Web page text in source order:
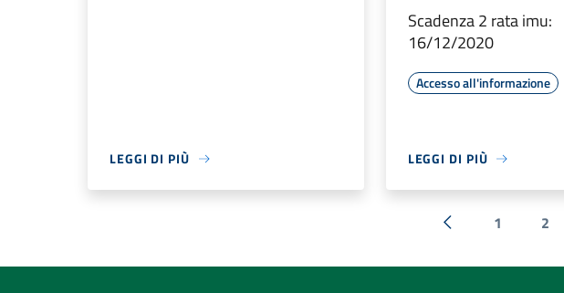
LEGGI DI PIÙ
Scadenza 2 rata imu:
16/12/2020
Accesso all'informazione
LEGGI DI PIÙ
« Precedente
1 2